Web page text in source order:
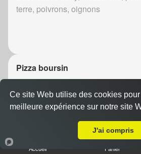
terre, poivrons, oignons
Pizza boursin
16.00 €
Boursin, mozzarella, poulet rôti,
Accueil Panier
Ce site Web utilise des cookies
meilleure expérience sur notre site
J'ai compris